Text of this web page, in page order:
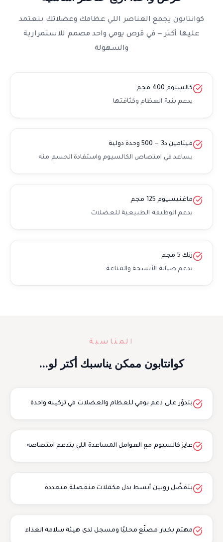
كوانتابون يجمع العناصر اللي عظامك وعضلاتك بتعتمد
عليها أكتر — في قرص يومي واحد مصمم للاستمرارية
والسهولة
كالسيوم 400 مجم
يدعم بنية العظام وكثافتها
فيتامين د3 — 500 وحدة دولية
يساعد في امتصاص الكالسيوم واستفادة الجسم منه
ماغنيسيوم 125 مجم
يدعم الوظيفة الطبيعية للعضلات
زنك 5 مجم
يدعم صيانة الأنسجة والمناعة
المناسبة
كوانتابون ممكن يناسبك أكتر لو...
بتدوّر على دعم يومي للعظام والعضلات في تركيبة واحدة
عايز كالسيوم مع العوامل المساعدة اللي بتدعم امتصاصه
بتفضّل روتين أبسط بدل مكملات منفصلة متعددة
مهتم بخيار مصنّع محليًا ومسجل لدى هيئة سلامة الغذاء